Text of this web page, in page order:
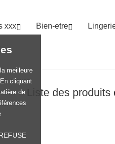
meilleure
cliquant
de
xxx Bien-etre
Liste des